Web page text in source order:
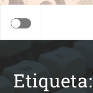
Etiqueta: